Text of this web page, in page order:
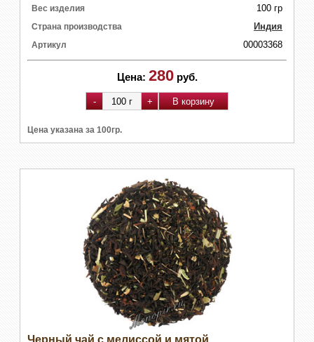
Вес изделия 100 гр
Страна производства Индия
Артикул 00003368
Цена: 280 руб.
Цена указана за 100гр.
Черный чай с мелиссой и мятой